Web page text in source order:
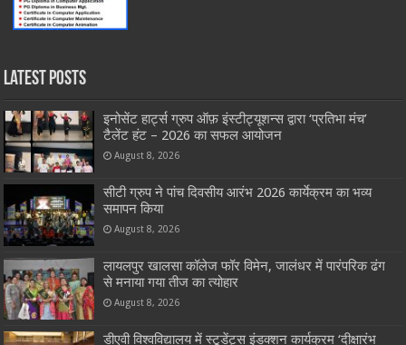
Latest Posts
इनोसेंट हार्ट्स ग्रुप ऑफ़ इंस्टीट्यूशन्स द्वारा ‘प्रतिभा मंच’
टैलेंट हंट – 2026 का सफल आयोजन
August 8, 2026
सीटी ग्रुप ने पांच दिवसीय आरंभ 2026 कार्येक्रम का भव्य
समापन किया
August 8, 2026
लायलपुर खालसा कॉलेज फॉर विमेन, जालंधर में पारंपरिक ढंग
से मनाया गया तीज का त्योहार
August 8, 2026
डीएवी विश्वविद्यालय में स्टूडेंट्स इंडक्शन कार्यक्रम ‘दीक्षारंभ